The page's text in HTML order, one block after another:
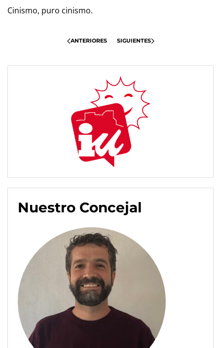
Cinismo, puro cinismo.
ANTERIORES SIGUIENTES
Nuestro Concejal